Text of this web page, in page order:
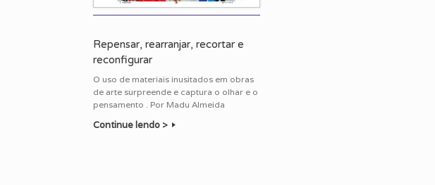
Repensar, rearranjar, recortar e
reconfigurar
O uso de materiais inusitados em obras
de arte surpreende e captura o olhar e o
pensamento . Por Madu Almeida
Continue lendo >